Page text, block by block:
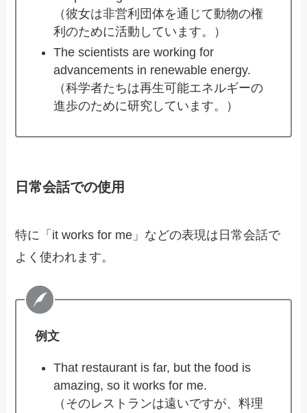
（彼女は非営利団体を通じて動物の権
利のために活動しています。）
The scientists are working for
advancements in renewable energy.
（科学者たちは再生可能エネルギーの
進歩のために研究しています。）
日常会話での使用
特に「it works for me」などの表現は日常会話で
よく使われます。
例文
That restaurant is far, but the food is
amazing, so it works for me.
（そのレストランは遠いですが、料理